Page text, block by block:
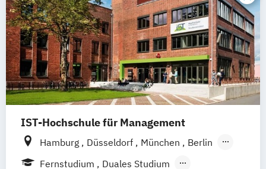
IST-Hochschule für Management
Hamburg Düsseldorf München
Berlin
Weil am Rhein
Frankfurt am Main
Fernstudium
Duales Studium